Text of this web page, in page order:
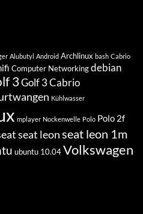
Alubutyl Android Archlinux bash Cabrio
Computer Networkingdebian
3Golf 3 Cabrio
Kühlwasser
mplayer Nockenwelle Polo Polo 2f
seat leonseat leon 1m
ubuntu 10.04Volkswagen